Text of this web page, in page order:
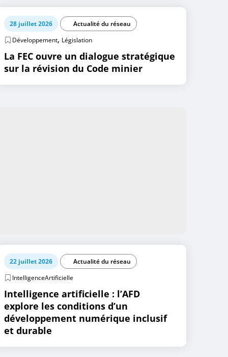
28 juillet 2026
Actualité du réseau
Développement, Législation
La FEC ouvre un dialogue stratégique
sur la révision du Code minier
22 juillet 2026
Actualité du réseau
IntelligenceArtificielle
Intelligence artificielle : l’AFD
explore les conditions d’un
développement numérique inclusif
et durable